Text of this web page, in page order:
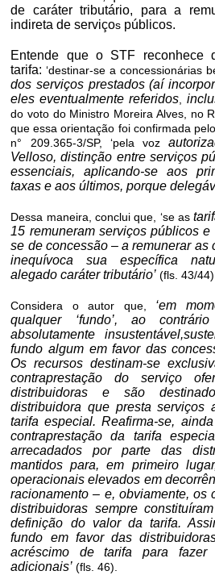
de caráter tributário, para a
indireta de serviços públicos.
Entende que o STF reconhece
tarifa: ‘destinar-se a concessionárias
dos serviços prestados (aí
eles eventualmente referidos,
do voto do Ministro Moreira Alves, no
que essa orientação foi confirmada
n° 209.365-3/SP, ‘pela voz
Velloso, distinção entre serviços
essenciais, aplicando-se aos
taxas e aos últimos, porque
Dessa maneira, conclui que, ‘se as
15 remuneram serviços públicos
se de concessão – a remunerar as
inequívoca sua específica
alegado caráter tributário’ (fls. 43/
Considera o autor que, ‘em
qualquer ‘fundo’, ao
absolutamente
fundo algum em favor das
Os recursos destinam-se
contraprestaçãodo serviço
distribuidoras e são
distribuidora que presta
tarifa especial. Reafirma-se,
contraprestaçãoda tarifa
arrecadados por parte das
mantidos para, em primeiro
operacionais elevados em
racionamento – e, obviamente, os
distribuidoras sempre
definição do valor da tarifa.
fundo em favor das
acréscimo de tarifa para
adicionais’ (fls. 46).